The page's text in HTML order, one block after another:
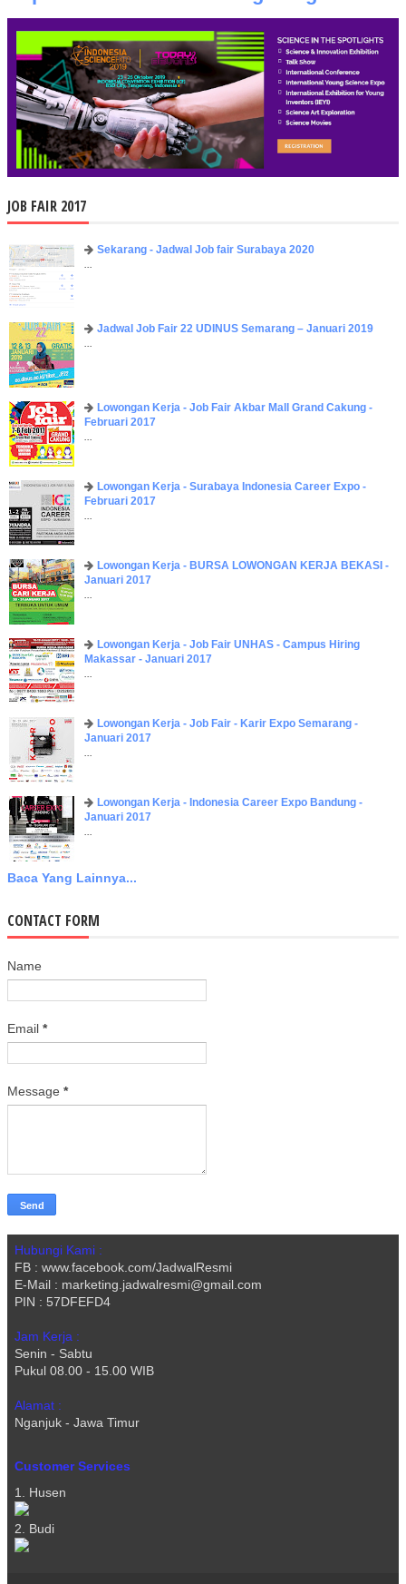
JOB FAIR 2017
Sekarang - Jadwal Job fair Surabaya 2020
...
Jadwal Job Fair 22 UDINUS Semarang – Januari 2019
...
Lowongan Kerja - Job Fair ​Akbar ​Mall Grand Cakung -
Februari 2017
...
Lowongan Kerja - Surabaya Indonesia Career Expo -
Februari 2017
...
Lowongan Kerja - BURSA LOWONGAN KERJA BEKASI -
Januari 2017
...
Lowongan Kerja - Job Fair UNHAS - Campus Hiring
Makassar - Januari 2017
...
Lowongan Kerja - Job Fair - Karir Expo Semarang -
Januari 2017
...
Lowongan Kerja - Indonesia Career Expo Bandung -
Januari 2017
...
Baca Yang Lainnya...
CONTACT FORM
Name
Email *
Message *
Hubungi Kami :
FB : www.facebook.com/JadwalResmi
E-Mail : marketing.jadwalresmi@gmail.com
PIN : 57DFEFD4
Jam Kerja :
Senin - Sabtu
Pukul 08.00 - 15.00 WIB
Alamat :
Nganjuk - Jawa Timur
Customer Services
1. Husen
2. Budi